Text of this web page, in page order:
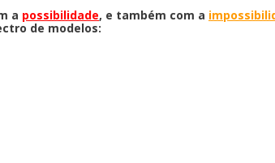
a possibilidade, e também com a
de modelos: